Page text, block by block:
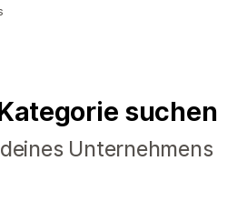
suchen
Unternehmens